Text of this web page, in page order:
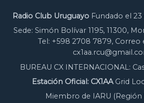
Radio Club UruguayoFundado el 23
Sede: Simón Bolívar 1195, 11300,
Tel: +598 2708 7879, Correo
BUREAU CX INTERNACIONAL:
Estación Oficial: CX1AAGrid
Miembro de IARU (Región